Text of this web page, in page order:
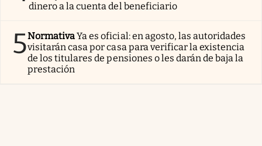
dinero a la cuenta del beneficiario
5NormativaYa es oficial: en agosto, las autoridades
visitarán casa por casa para verificar la existencia
de los titulares de pensiones o les darán de baja la
prestación